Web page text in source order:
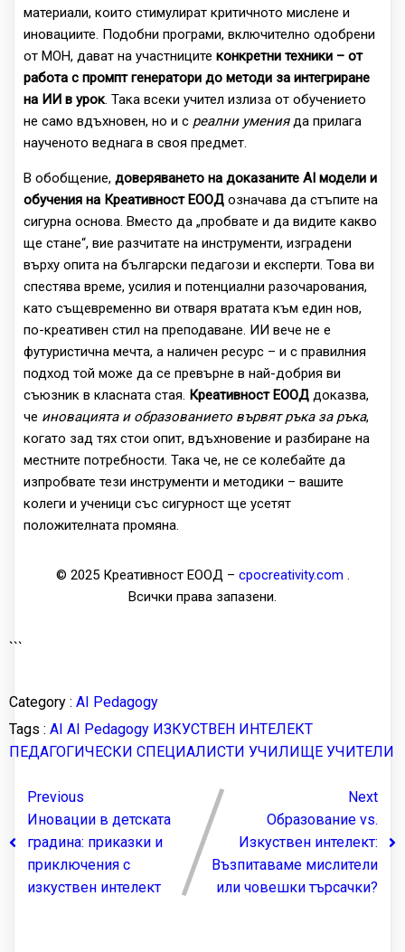
материали, които стимулират критичното мислене и
иновациите. Подобни програми, включително одобрени
от МОН, дават на участниците конкретни техники – от
работа с промпт генератори до методи за интегриране
на ИИ в урок. Така всеки учител излиза от обучението
не само вдъхновен, но и с реални уменияда прилага
наученото веднага в своя предмет.
В обобщение, доверяването на доказаните AI модели и
обучения на Креативност ЕООД означава да стъпите на
сигурна основа. Вместо да „пробвате и да видите какво
ще стане“, вие разчитате на инструменти, изградени
върху опита на български педагози и експерти. Това ви
спестява време, усилия и потенциални разочарования,
като същевременно ви отваря вратата към един нов,
по-креативен стил на преподаване. ИИ вече не е
футуристична мечта, а наличен ресурс – и с правилния
подход той може да се превърне в най-добрия ви
съюзник в класната стая. Креативност ЕООД доказва,
че иновацията и образованието вървят ръка за ръка,
когато зад тях стои опит, вдъхновение и разбиране на
местните потребности. Така че, не се колебайте да
изпробвате тези инструменти и методики – вашите
колеги и ученици със сигурност ще усетят
положителната промяна.
© 2025 Креативност ЕООД – cpocreativity.com .
Всички права запазени.
```
Category : AI Pedagogy
Tags : AI AI Pedagogy ИЗКУСТВЕН ИНТЕЛЕКТ
ПЕДАГОГИЧЕСКИ СПЕЦИАЛИСТИ УЧИЛИЩЕ УЧИТЕЛИ
Previous
Иновации в детската
градина: приказки и
приключения с
изкуствен интелект
Next
Образование vs.
Изкуствен интелект:
Възпитаваме мислители
или човешки търсачки?